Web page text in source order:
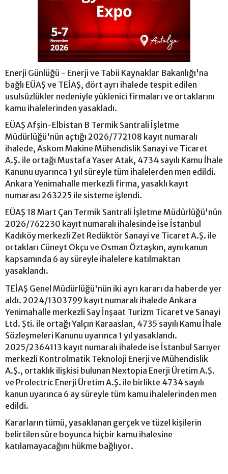
Enerji Günlüğü - Enerji ve Tabii Kaynaklar Bakanlığı'na
bağlı EÜAŞ ve TEİAŞ, dört ayrı ihalede tespit edilen
usulsüzlükler nedeniyle yüklenici firmaları ve ortaklarını
kamu ihalelerinden yasakladı.
EÜAŞ Afşin-Elbistan B Termik Santrali İşletme
Müdürlüğü'nün açtığı 2026/772108 kayıt numaralı
ihalede, Askom Makine Mühendislik Sanayi ve Ticaret
A.Ş. ile ortağı Mustafa Yaser Atak, 4734 sayılı Kamu İhale
Kanunu uyarınca 1 yıl süreyle tüm ihalelerden men edildi.
Ankara Yenimahalle merkezli firma, yasaklı kayıt
numarası 263225 ile sisteme işlendi.
EÜAŞ 18 Mart Çan Termik Santrali İşletme Müdürlüğü'nün
2026/762230 kayıt numaralı ihalesinde ise İstanbul
Kadıköy merkezli Zet Redüktör Sanayi ve Ticaret A.Ş. ile
ortakları Cüneyt Okçu ve Osman Öztaşkın, aynı kanun
kapsamında 6 ay süreyle ihalelere katılmaktan
yasaklandı.
TEİAŞ Genel Müdürlüğü'nün iki ayrı kararı da haberde yer
aldı. 2024/1303799 kayıt numaralı ihalede Ankara
Yenimahalle merkezli Say İnşaat Turizm Ticaret ve Sanayi
Ltd. Şti. ile ortağı Yalçın Karaaslan, 4735 sayılı Kamu İhale
Sözleşmeleri Kanunu uyarınca 1 yıl yasaklandı.
2025/2364113 kayıt numaralı ihalede ise İstanbul Sarıyer
merkezli Kontrolmatik Teknoloji Enerji ve Mühendislik
A.Ş., ortaklık ilişkisi bulunan Nextopia Enerji Üretim A.Ş.
ve Prolectric Enerji Üretim A.Ş. ile birlikte 4734 sayılı
kanun uyarınca 6 ay süreyle tüm kamu ihalelerinden men
edildi.
Kararların tümü, yasaklanan gerçek ve tüzel kişilerin
belirtilen süre boyunca hiçbir kamu ihalesine
katılamayacağını hükme bağlıyor.